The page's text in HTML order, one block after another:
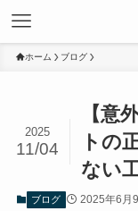
ホーム ブログ
【意
トの
ない
2025
11/04
ブログ 2025年6月